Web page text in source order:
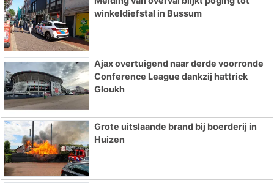
winkeldiefstal in Bussum
Ajax overtuigend naar derde voorronde
Conference League dankzij hattrick
Gloukh
Grote uitslaande brand bij boerderij in
Huizen